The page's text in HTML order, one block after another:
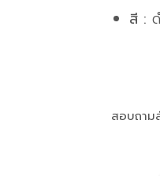
สี :
สอบถาม